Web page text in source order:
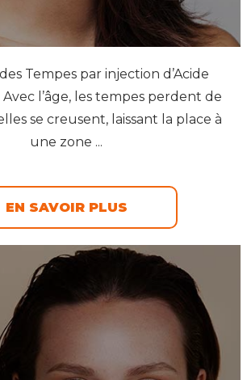
Tempes par injection d’Acide
l’âge, les tempes perdent de
se creusent, laissant la place à
une zone ...
EN SAVOIR PLUS